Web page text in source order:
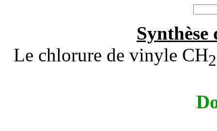
Le chlorure de vinyle CH2